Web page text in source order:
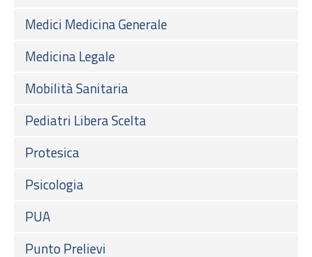
Medici Medicina Generale
Medicina Legale
Mobilità Sanitaria
Pediatri Libera Scelta
Protesica
Psicologia
PUA
Punto Prelievi